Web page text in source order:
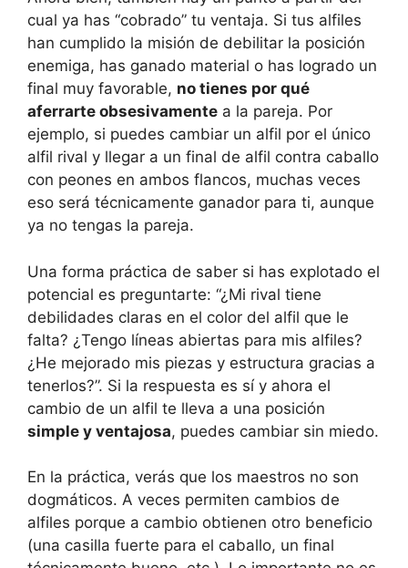
cual ya has “cobrado” tu ventaja. Si tus alfiles
han cumplido la misión de debilitar la posición
enemiga, has ganado material o has logrado un
final muy favorable, no tienes por qué
aferrarte obsesivamente a la pareja. Por
ejemplo, si puedes cambiar un alfil por el único
alfil rival y llegar a un final de alfil contra caballo
con peones en ambos flancos, muchas veces
eso será técnicamente ganador para ti, aunque
ya no tengas la pareja.
Una forma práctica de saber si has explotado el
potencial es preguntarte: “¿Mi rival tiene
debilidades claras en el color del alfil que le
falta? ¿Tengo líneas abiertas para mis alfiles?
¿He mejorado mis piezas y estructura gracias a
tenerlos?”. Si la respuesta es sí y ahora el
cambio de un alfil te lleva a una posición
simple y ventajosa, puedes cambiar sin miedo.
En la práctica, verás que los maestros no son
dogmáticos. A veces permiten cambios de
alfiles porque a cambio obtienen otro beneficio
(una casilla fuerte para el caballo, un final